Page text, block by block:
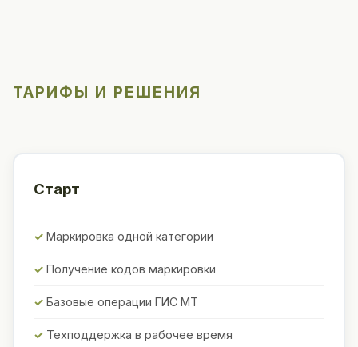
ТАРИФЫ И РЕШЕНИЯ
Старт
Маркировка одной категории
Получение кодов маркировки
Базовые операции ГИС МТ
Техподдержка в рабочее время